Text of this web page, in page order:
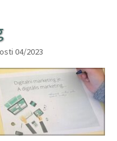
04/2023